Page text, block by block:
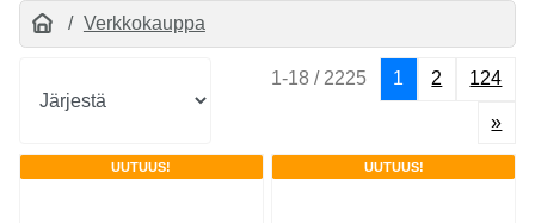
Verkkokauppa
1-18 / 2225 1 2 124
»
UUTUUS! UUTUUS!